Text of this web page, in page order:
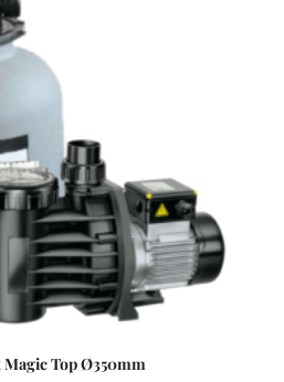
és a kiemelkedő
kínálják. A szűrőméretek,
széles választéka lehetővé teszi,
legjobban illeszkedő rendszert
működésre tervezték. A
a maximális áramlás és
van összehangolva. A
öntve a hosszú élettartam
készült sokrétűen telepíthető
korrózióálló, termoplasztik
tartósság és hosszú élettartam
Magic Top Ø350mm